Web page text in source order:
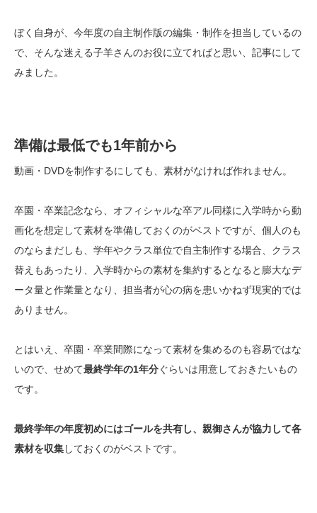
ぼく自身が、今年度の自主制作版の編集・制作を担当しているの
で、そんな迷える子羊さんのお役に立てればと思い、記事にして
みました。
準備は最低でも1年前から
動画・DVDを制作するにしても、素材がなければ作れません。
卒園・卒業記念なら、オフィシャルな卒アル同様に入学時から動
画化を想定して素材を準備しておくのがベストですが、個人のも
のならまだしも、学年やクラス単位で自主制作する場合、クラス
替えもあったり、入学時からの素材を集約するとなると膨大なデ
ータ量と作業量となり、担当者が心の病を患いかねず現実的では
ありません。
とはいえ、卒園・卒業間際になって素材を集めるのも容易ではな
いので、せめて最終学年の1年分ぐらいは用意しておきたいもの
です。
最終学年の年度初めにはゴールを共有し、親御さんが協力して各
素材を収集しておくのがベストです。